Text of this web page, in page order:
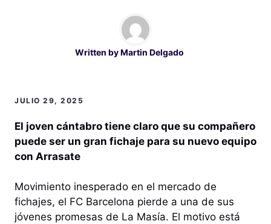
Written byMartin Delgado
JULIO 29, 2025
El joven cántabro tiene claro que su compañero
puede ser un gran fichaje para su nuevo equipo
con Arrasate
Movimiento inesperado en el mercado de
fichajes, el FC Barcelona pierde a una de sus
jóvenes promesas de La Masía. El motivo está